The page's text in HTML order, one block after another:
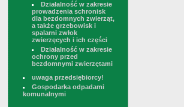
Działalność w zakresie
prowadzenia schronisk
dla bezdomnych zwierząt,
a także grzebowisk i
spalarni zwłok
zwierzęcych i ich części
Działalność w zakresie
ochrony przed
bezdomnymi zwierzętami
uwaga przedsiębiorcy!
Gospodarka odpadami
komunalnymi